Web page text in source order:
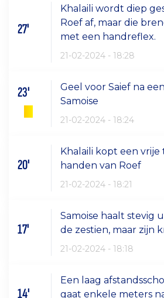
27'
Khalaili wordt diep
Roef af, maar die
met een handreflex.
21-02-2024 - 18:28
23'
Geel voor Saief na
Samoise
21-02-2024 - 18:24
20'
Khalaili kopt een vrije
handen van Roef
21-02-2024 - 18:21
17'
Samoise haalt stevig
de zestien, maar zijn
21-02-2024 - 18:18
14'
Een laag
gaat enkele meters